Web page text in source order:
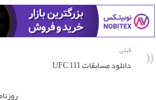
قبلی
دانلود مسابقات UFC 111